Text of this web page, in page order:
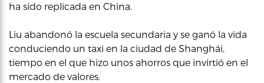
ha sido replicada en China.
Liu abandonó la escuela secundaria y se ganó la vida
conduciendo un taxi en la ciudad de Shanghái,
tiempo en el que hizo unos ahorros que invirtió en el
mercado de valores.